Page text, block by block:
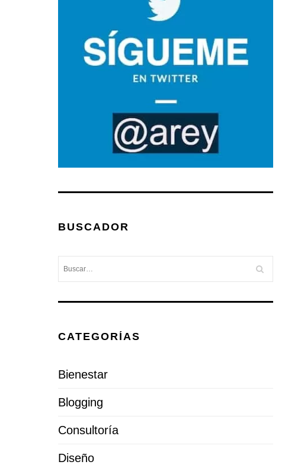
BUSCADOR
CATEGORÍAS
Bienestar
Blogging
Consultoría
Diseño